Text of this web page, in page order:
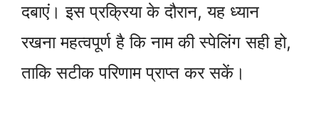
दबाएं। इस प्रक्रिया के दौरान, यह ध्यान
रखना महत्वपूर्ण है कि नाम की स्पेलिंग सही हो,
ताकि सटीक परिणाम प्राप्त कर सकें।